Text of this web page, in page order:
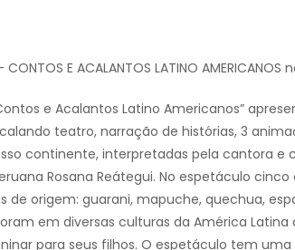
CONTOS E ACALANTOS LATINO
e Acalantos Latino Americanos”
teatro, narração de histórias, 3
continente, interpretadas pela cantora e
Rosana Reátegui. No espetáculo
de origem: guarani, mapuche, quechua,
em diversas culturas da América
para seus filhos. O espetáculo tem